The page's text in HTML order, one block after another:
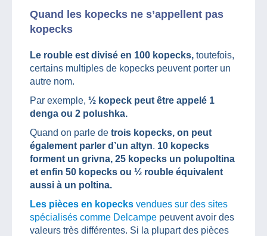
Quand les kopecks ne s’appellent pas
kopecks
Le rouble est divisé en 100 kopecks, toutefois,
certains multiples de kopecks peuvent porter un
autre nom.
Par exemple, ½ kopeck peut être appelé 1
denga ou 2 polushka.
Quand on parle de trois kopecks, on peut
également parler d’un altyn. 10 kopecks
forment un grivna, 25 kopecks un polupoltina
et enfin 50 kopecks ou ½ rouble équivalent
aussi à un poltina.
Les pièces en kopecks vendues sur des sites
spécialisés comme Delcampe peuvent avoir des
valeurs très différentes. Si la plupart des pièces